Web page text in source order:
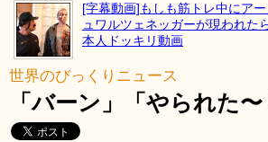
[字幕動画]もしも筋トレ中にア
ュワルツェネッガーが現われ
本人ドッキリ動画
世界のびっくりニュース
「バーン」「やられた